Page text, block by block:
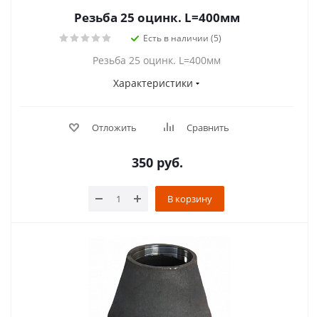
Резьба 25 оцинк. L=400мм
Есть в наличии (5)
Резьба 25 оцинк. L=400мм
Характеристики
Отложить Сравнить
350руб.
В корзину